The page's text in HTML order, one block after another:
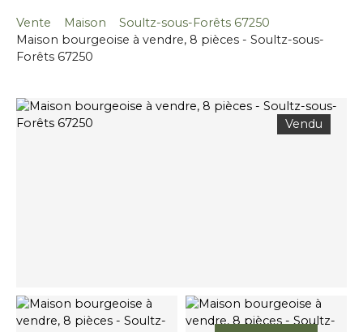
Vente Maison
Soultz-sous-Forêts 67250
Maison bourgeoise à vendre, 8 pièces - Soultz-sous-
Forêts 67250
Vendu